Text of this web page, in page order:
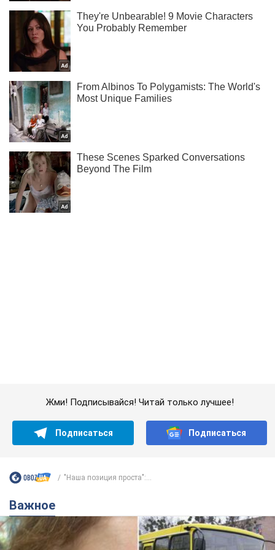
разговаривая на русском языке в маршрутке:
полиция составила административный
протокол. Видео
На место происшествия прибыли патрульные полицейские и